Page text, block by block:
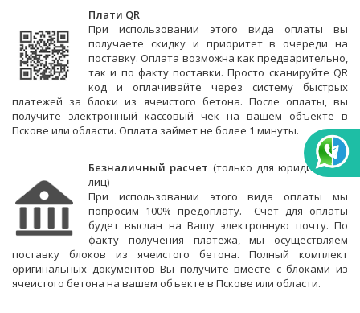
Плати QR
При использовании этого вида оплаты вы
получаете скидку и приоритет в очереди на
поставку. Оплата возможна как предварительно,
так и по факту поставки. Просто сканируйте QR
код и оплачивайте через систему быстрых
платежей за блоки из ячеистого бетона. После оплаты, вы
получите электронный кассовый чек на вашем объекте в
Пскове или области. Оплата займет не более 1 минуты.
Безналичный расчет (только для юридических
лиц)
При использовании этого вида оплаты мы
попросим 100% предоплату. Счет для оплаты
будет выслан на Вашу электронную почту. По
факту получения платежа, мы осуществляем
поставку блоков из ячеистого бетона. Полный комплект
оригинальных документов Вы получите вместе с блоками из
ячеистого бетона на вашем объекте в Пскове или области.